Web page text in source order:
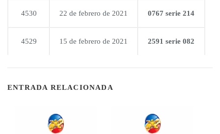
4530 22 de febrero de 2021 0767 serie 214
4529 15 de febrero de 2021 2591 serie 082
ENTRADA RELACIONADA